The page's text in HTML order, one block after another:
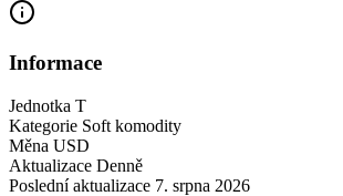
Informace
Jednotka T
Kategorie Soft komodity
Měna USD
Aktualizace Denně
Poslední aktualizace 7. srpna 2026